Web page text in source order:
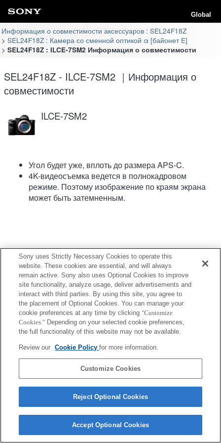
Global
Информация о совместимости аксессуаров : SEL24F18Z
SEL24F18Z : Камера со сменной оптикой α [байонет E]
SEL24F18Z : ILCE-7SM2 Информация о совместимости
SEL24F18Z - ILCE-7SM2 ｜Информация о
совместимости
ILCE-7SM2
Угол будет уже, вплоть до размера APS-C.
4K-видеосъемка ведется в полнокадровом
режиме. Поэтому изображение по краям экрана
может быть затемненным.
Copyright 2026 Sony Corporation
Sony uses Strictly Necessary Cookies to operate this
website. These cookies are essential, and will always
remain active. Sony also uses Optional Cookies to improve
site functionality, analyze usage, deliver advertisements and
interact with third parties. By using this site, you agree to
the placement of Optional Cookies. You can manage your
cookie preferences at any time by clicking "Customize
Cookies." Depending on your selected cookie preferences,
the full functionality of this website may not be available.
Review our Cookie Policyfor more information.
Customize Cookies
Reject Optional Cookies
Accept Optional Cookies